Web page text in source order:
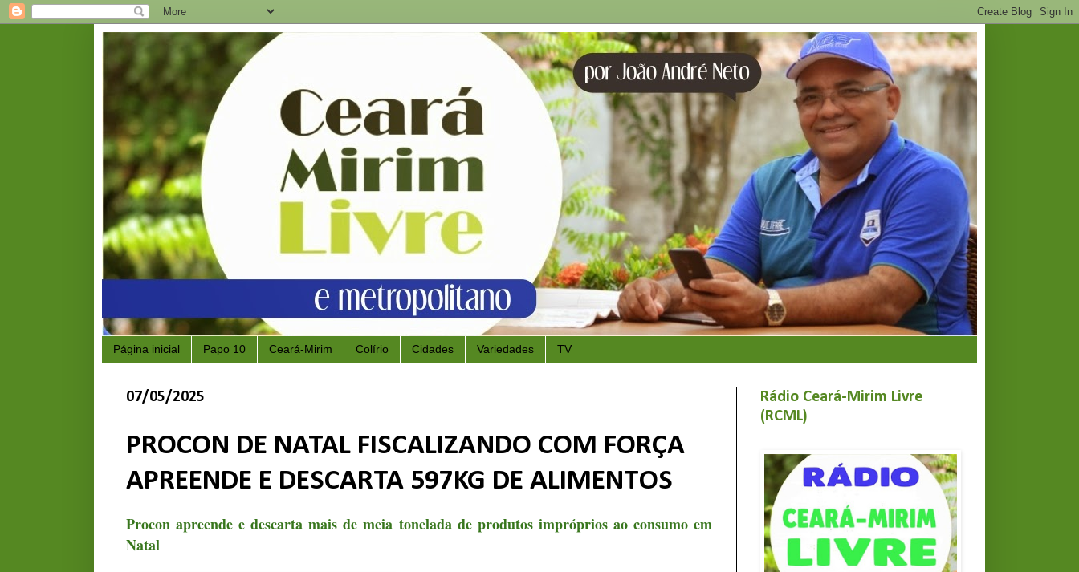
Página inicial Papo 10 Ceará-Mirim Colírio Cidades Variedades TV
07/05/2025
PROCON DE NATAL FISCALIZANDO COM FORÇA
APREENDE E DESCARTA 597KG DE ALIMENTOS
Procon apreende e descarta mais de meia tonelada de produtos impróprios ao consumo em
Natal
Rádio Ceará-Mirim Livre
(RCML)